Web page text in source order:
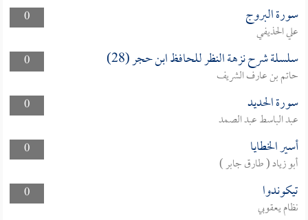
0
سورة البروج
علي الحذيفي
0
سلسلة شرح نزهة النظر للحافظ ابن حجر (28)
حاتم بن عارف الشريف
0
سورة الحديد
عبد الباسط عبد الصمد
0
أسير الخطايا
أبو زياد ( طارق جابر )
0
تيكوندوا
نظام يعقوبي